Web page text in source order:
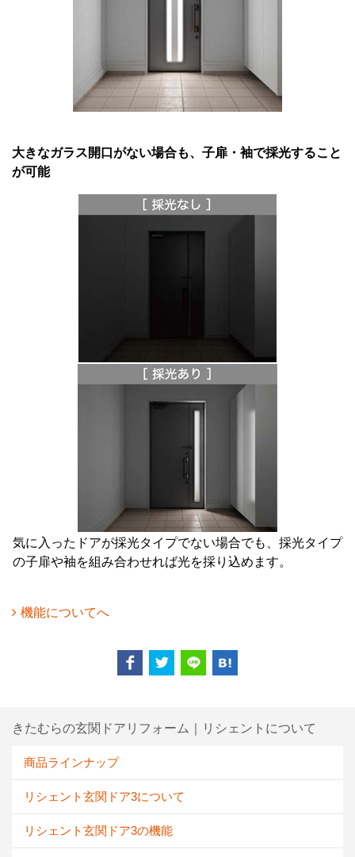
大きなガラス開口がない場合も、子扉・袖で採光すること
が可能
気に入ったドアが採光タイプでない場合でも、採光タイプ
の子扉や袖を組み合わせれば光を採り込めます。
機能についてへ
きたむらの玄関ドアリフォーム｜リシェントについて
商品ラインナップ
リシェント玄関ドア3について
リシェント玄関ドア3の機能